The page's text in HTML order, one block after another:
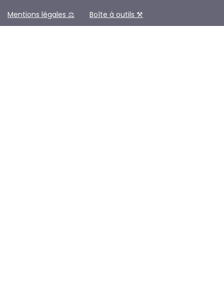
Mentions légales ⚖️ Boîte à outils ⚒️